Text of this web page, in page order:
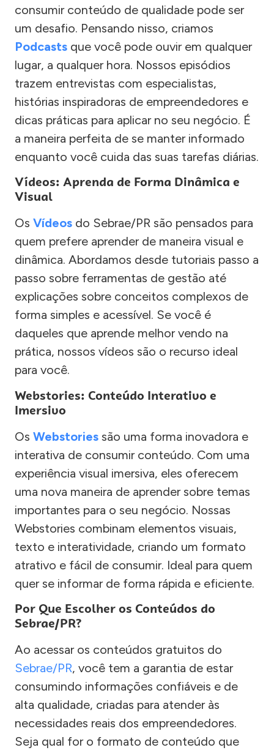
consumir conteúdo de qualidade pode ser
um desafio. Pensando nisso, criamos
Podcasts que você pode ouvir em qualquer
lugar, a qualquer hora. Nossos episódios
trazem entrevistas com especialistas,
histórias inspiradoras de empreendedores e
dicas práticas para aplicar no seu negócio. É
a maneira perfeita de se manter informado
enquanto você cuida das suas tarefas diárias.
Vídeos: Aprenda de Forma Dinâmica e
Visual
Os Vídeos do Sebrae/PR são pensados para
quem prefere aprender de maneira visual e
dinâmica. Abordamos desde tutoriais passo a
passo sobre ferramentas de gestão até
explicações sobre conceitos complexos de
forma simples e acessível. Se você é
daqueles que aprende melhor vendo na
prática, nossos vídeos são o recurso ideal
para você.
Webstories: Conteúdo Interativo e
Imersivo
Os Webstories são uma forma inovadora e
interativa de consumir conteúdo. Com uma
experiência visual imersiva, eles oferecem
uma nova maneira de aprender sobre temas
importantes para o seu negócio. Nossas
Webstories combinam elementos visuais,
texto e interatividade, criando um formato
atrativo e fácil de consumir. Ideal para quem
quer se informar de forma rápida e eficiente.
Por Que Escolher os Conteúdos do
Sebrae/PR?
Ao acessar os conteúdos gratuitos do
Sebrae/PR, você tem a garantia de estar
consumindo informações confiáveis e de
alta qualidade, criadas para atender às
necessidades reais dos empreendedores.
Seja qual for o formato de conteúdo que